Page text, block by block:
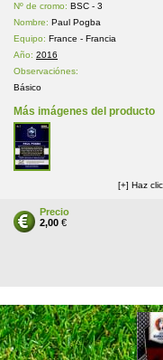
Nº de cromo: BSC - 3
Nombre: Paul Pogba
Equipo: France - Francia
Año: 2016
Observaciónes:
Básico
Más imágenes del producto
[+] Haz
Precio
2,00 €